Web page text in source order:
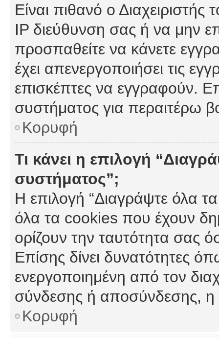
Είναι πιθανό ο
IP διεύθυνση σας ή να μην
προσπαθείτε να κάνετε
έχει απενεργοποιήσει τις
επισκέπτες να εγγραφούν.
συστήματος για περαιτέρω
Κορυφή
Τι κάνει η επιλογή
συστήματος”;
Η επιλογή “Διαγράψτε όλα
όλα τα cookies που έχουν
ορίζουν την ταυτότητα σας
Επίσης δίνει δυνατότητες
ενεργοποιημένη από τον
σύνδεσης ή αποσύνδεσης, η
Κορυφή